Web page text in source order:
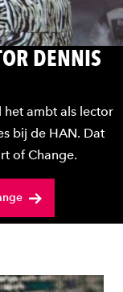
DENNIS
ambt als lector
bij de HAN. Dat
of Change.